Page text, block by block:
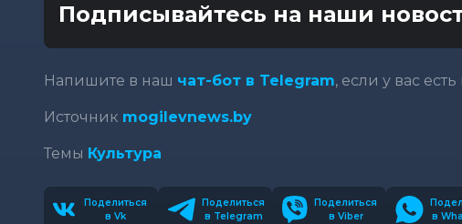
Подписывайтесь на наши
Напишите в наш чат-бот в Telegram, если у вас
Источник mogilevnews.by
Темы Культура
Поделиться
в Vk
Поделиться
в Telegram
Поделиться
в Viber
в